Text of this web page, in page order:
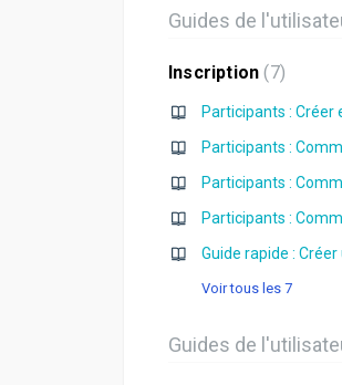
Guides de
Inscription 7
Participants : Créer
Voir tous les 7
Guides de